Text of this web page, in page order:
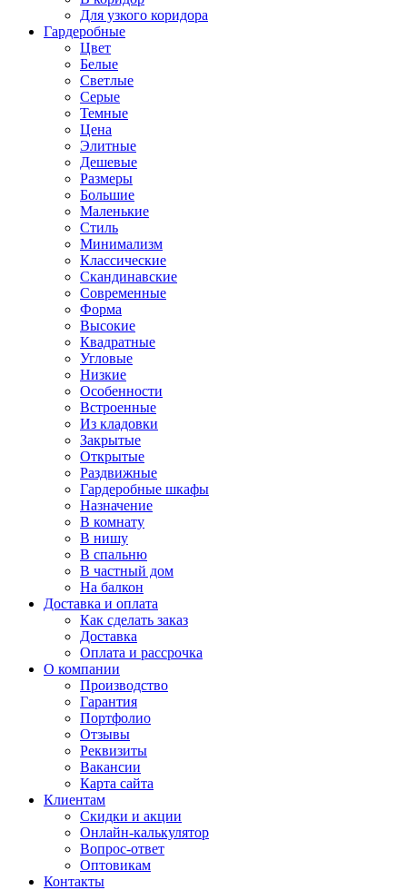
Для узкого коридора
Гардеробные
Цвет
Белые
Светлые
Серые
Темные
Цена
Элитные
Дешевые
Размеры
Большие
Маленькие
Стиль
Минимализм
Классические
Скандинавские
Современные
Форма
Высокие
Квадратные
Угловые
Низкие
Особенности
Встроенные
Из кладовки
Закрытые
Открытые
Раздвижные
Гардеробные шкафы
Назначение
В комнату
В нишу
В спальню
В частный дом
На балкон
Доставка и оплата
Как сделать заказ
Доставка
Оплата и рассрочка
О компании
Производство
Гарантия
Портфолио
Отзывы
Реквизиты
Вакансии
Карта сайта
Клиентам
Скидки и акции
Онлайн-калькулятор
Вопрос-ответ
Оптовикам
Контакты